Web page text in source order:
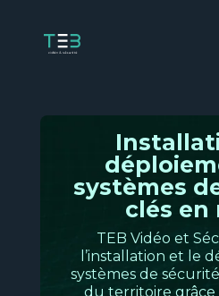
Gestion optimisée
Pour vous aider dans
quotidien et vos
ressources.
Découvrir
Nos services
Audit et conseil
Intégration et
Votre activité
Qui sommes-nous ?
systèmes
clés en
TEB Vidéo et
l’installation et le
systèmes de
du territoire grâce